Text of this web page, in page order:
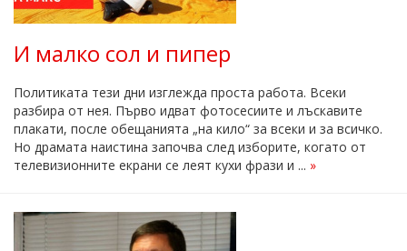
И малко сол и пипер
Политиката тези дни изглежда проста работа. Всеки
разбира от нея. Първо идват фотосесиите и лъскавите
плакати, после обещанията „на кило“ за всеки и за всичко.
Но драмата наистина започва след изборите, когато от
телевизионните екрани се леят кухи фрази и ... »